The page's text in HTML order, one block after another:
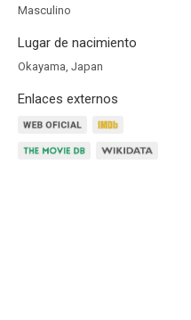
Masculino
Lugar de nacimiento
Okayama, Japan
Enlaces externos